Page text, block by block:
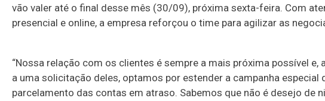
vão valer até o final desse mês (30/09), próxima sexta-feira. Com
presencial e online, a empresa reforçou o time para agilizar as
“Nossa relação com os clientes é sempre a mais próxima possível e,
a uma solicitação deles, optamos por estender a campanha especial
parcelamento das contas em atraso. Sabemos que não é desejo de